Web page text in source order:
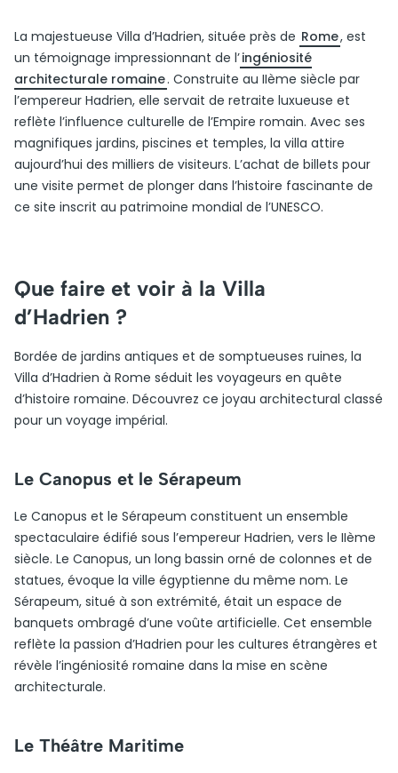
La majestueuse Villa d’Hadrien, située près de Rome, est
un témoignage impressionnant de l’ingéniosité
architecturale romaine. Construite au IIème siècle par
l’empereur Hadrien, elle servait de retraite luxueuse et
reflète l’influence culturelle de l’Empire romain. Avec ses
magnifiques jardins, piscines et temples, la villa attire
aujourd’hui des milliers de visiteurs. L’achat de billets pour
une visite permet de plonger dans l’histoire fascinante de
ce site inscrit au patrimoine mondial de l’UNESCO.
Que faire et voir à la Villa
d’Hadrien ?
Bordée de jardins antiques et de somptueuses ruines, la
Villa d’Hadrien à Rome séduit les voyageurs en quête
d’histoire romaine. Découvrez ce joyau architectural classé
pour un voyage impérial.
Le Canopus et le Sérapeum
Le Canopus et le Sérapeum constituent un ensemble
spectaculaire édifié sous l’empereur Hadrien, vers le IIème
siècle. Le Canopus, un long bassin orné de colonnes et de
statues, évoque la ville égyptienne du même nom. Le
Sérapeum, situé à son extrémité, était un espace de
banquets ombragé d’une voûte artificielle. Cet ensemble
reflète la passion d’Hadrien pour les cultures étrangères et
révèle l’ingéniosité romaine dans la mise en scène
architecturale.
Le Théâtre Maritime